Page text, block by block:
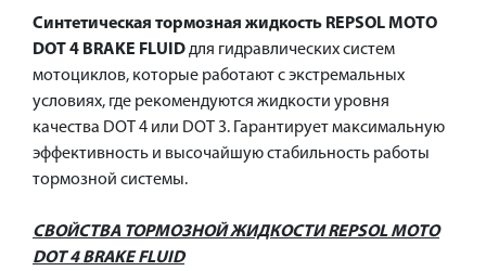
Синтетическая тормозная жидкость REPSOL MOTO
DOT 4 BRAKE FLUIDдля гидравлических систем
мотоциклов, которые работают с экстремальных
условиях, где рекомендуются жидкости уровня
качества DOT 4 или DOT 3. Гарантирует максимальную
эффективность и высочайшую стабильность работы
тормозной системы.
СВОЙСТВА ТОРМОЗНОЙ ЖИДКОСТИ REPSOL MOTO
DOT 4 BRAKE FLUID